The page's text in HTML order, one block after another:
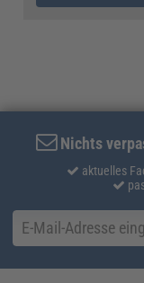
Nichts
aktuelles